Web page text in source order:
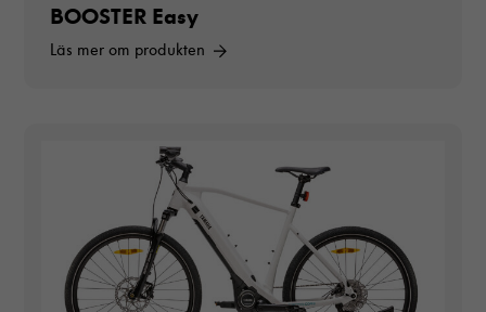
BOOSTER Easy
Läs mer om produkten
Nödvändiga
Dessa cookies